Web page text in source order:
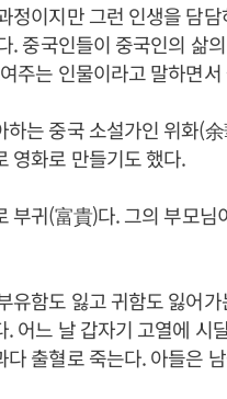
정이지만 그런 인생을 담
. 중국인들이 중국인의 삶
주는 인물이라고 말하면
는 중국 소설가인 위화(
영화로 만들기도 했다.
부귀(富貴)다. 그의 부모
유함도 잃고 귀함도 잃어
. 어느 날 갑자기 고열에 시
출혈로 죽는다. 아들은